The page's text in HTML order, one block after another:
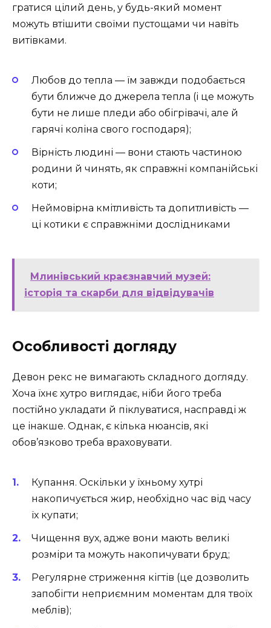
гратися цілий день, у будь-який момент
можуть втішити своїми пустощами чи навіть
витівками.
Любов до тепла — їм завжди подобається
бути ближче до джерела тепла (і це можуть
бути не лише пледи або обігрівачі, але й
гарячі коліна свого господаря);
Вірність людині — вони стають частиною
родини й чинять, як справжні компанійські
коти;
Неймовірна кмітливість та допитливість —
ці котики є справжніми дослідниками
Млинівський краєзнавчий музей:
історія та скарби для відвідувачів
Особливості догляду
Девон рекс не вимагають складного догляду.
Хоча їхнє хутро виглядає, ніби його треба
постійно укладати й піклуватися, насправді ж
це інакше. Однак, є кілька нюансів, які
обов’язково треба враховувати.
Купання. Оскільки у їхньому хутрі
накопичується жир, необхідно час від часу
їх купати;
Чищення вух, адже вони мають великі
розміри та можуть накопичувати бруд;
Регулярне стриження кігтів (це дозволить
запобігти неприємним моментам для твоїх
меблів);